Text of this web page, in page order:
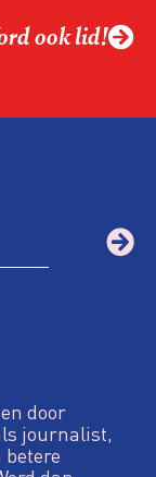
ook lid!
door
journalist,
betere